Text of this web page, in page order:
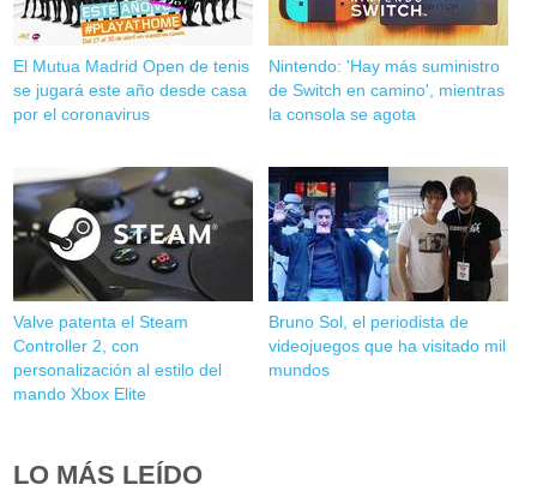
El Mutua Madrid Open de tenis
se jugará este año desde casa
por el coronavirus
Nintendo: 'Hay más suministro
de Switch en camino', mientras
la consola se agota
Valve patenta el Steam
Controller 2, con
personalización al estilo del
mando Xbox Elite
Bruno Sol, el periodista de
videojuegos que ha visitado mil
mundos
LO MÁS LEÍDO